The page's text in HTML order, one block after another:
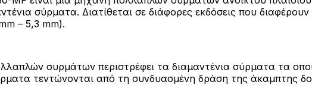
σύρματα. Διατίθεται σε διάφορες εκδόσεις που
– 5,3 mm).
συρμάτων περιστρέφει τα διαμαντένια σύρματα τα
τεντώνονται από τη συνδυασμένη δράση της άκαμπτης